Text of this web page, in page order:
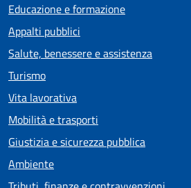
Educazione e formazione
Appalti pubblici
Salute, benessere e assistenza
Turismo
Vita lavorativa
Mobilità e trasporti
Giustizia e sicurezza pubblica
Ambiente